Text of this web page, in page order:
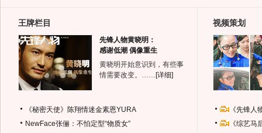
王牌栏目
先锋人物黄晓明：
感谢低潮 偶像重生
黄晓明开始意识到，有些事
情需要改变。…… [详细]
《秘密天使》陈翔情迷金素恩YURA
NewFace张俪：不怕定型“物质女”
视频策划
《先锋
《综艺